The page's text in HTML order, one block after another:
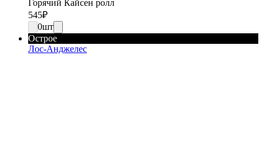
Горячий Кайсен ролл
545₽
0шт
Острое
Лос-Анджелес